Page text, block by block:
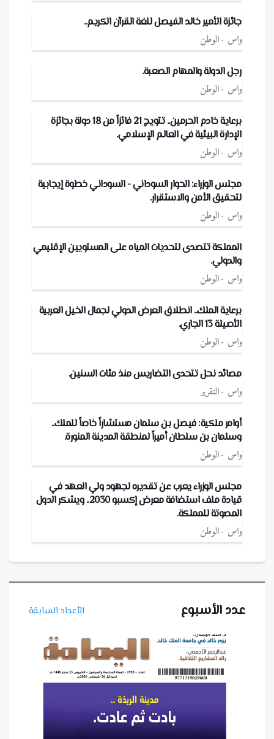
جائزة الأمير خالد الفيصل للغة القرآن الكريم..
واس الوطن
رجل الدولة والمهام الصعبة.
واس الوطن
برعاية خادم الحرمين.. تتويج 21 فائزاً من 18 دولة بجائزة
الإدارة البيئية في العالم الإسلامي.
واس الوطن
مجلس الوزراء: الحوار السوداني - السوداني خطوة إيجابية
لتحقيق الأمن والاستقرار.
واس الوطن
المملكة تتصدى لتحديات المياه على المستويين الإقليمي
والدولي.
واس الوطن
برعاية الملك.. انطلاق العرض الدولي لجمال الخيل العربية
الأصيلة 13 الجاري.
واس الوطن
مصائد نحل تتحدى التضاريس منذ مئات السنين.
واس التقرير
أوامر ملكية: فيصل بن سلمان مستشاراً خاصاً للملك..
وسلمان بن سلطان أميراً لمنطقة المدينة المنورة.
واس الوطن
مجلس الوزراء يعرب عن تقديره لجهود ولي العهد في
قيادة ملف استضافة معرض إكسبو 2030.. ويشكر الدول
المصوتة للمملكة.
واس الوطن
عدد الأسبوع الأعداد السابقة